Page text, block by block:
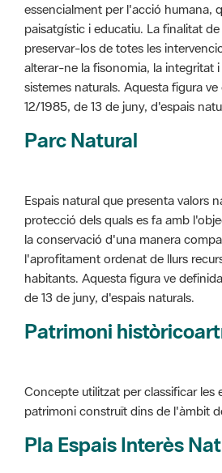
alterar-ne la fisonomia, la integritat
sistemes naturals. Aquesta figura
12/1985, de 13 de juny, d'espais
Parc Natural
Espais natural que presenta valors
l'aprofitament ordenat de llurs
habitants. Aquesta figura ve
de 13 de juny, d'espais naturals.
Patrimoni
Concepte utilitzat per classificar les
Pla Espais Interès
És un pla territorial sectorial que